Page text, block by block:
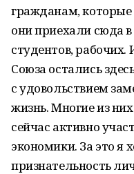
гражданам, которые
они приехали сюда
студентов, рабочих.
Союза остались
с удовольствием
жизнь. Многие из
сейчас активно
экономики. За это я
признательность